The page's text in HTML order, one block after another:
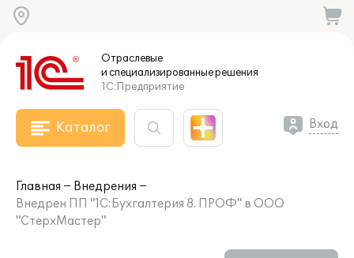
Отраслевые
и специализированныерешения
1С:Предприятие
Каталог Вход
Главная
Внедрения
Внедрен ПП "1C:Бухгалтерия 8. ПРОФ" в ООО
"СтерхМастер"